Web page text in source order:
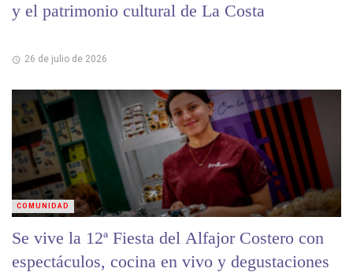
y el patrimonio cultural de La Costa
26 de julio de 2026
Se vive la 12ª Fiesta del Alfajor Costero con
espectáculos, cocina en vivo y degustaciones
COMUNIDAD